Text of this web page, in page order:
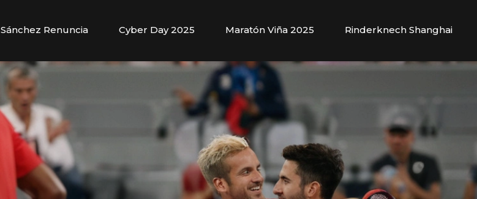
Sánchez Renuncia Cyber Day 2025 Maratón Viña 2025 Rinderknech Shanghai